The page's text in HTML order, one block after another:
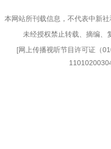
本网站所刊载信息，不代表中新
未经授权禁止转载、摘编、
[网上传播视听节目许可证（